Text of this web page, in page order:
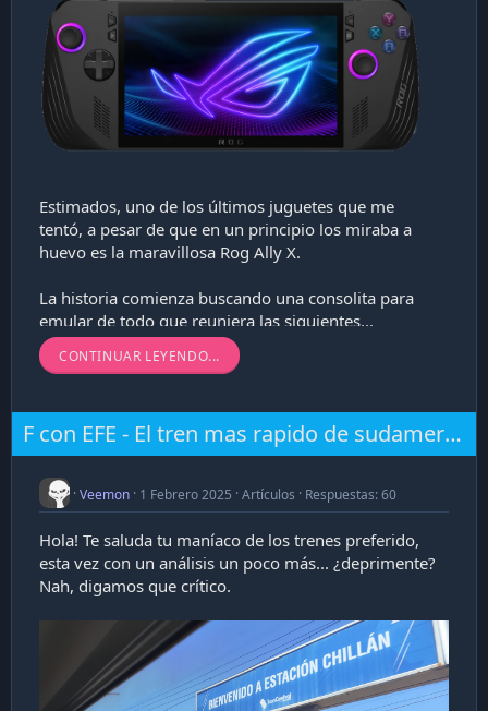
Estimados, uno de los últimos juguetes que me
tentó, a pesar de que en un principio los miraba a
huevo es la maravillosa Rog Ally X.
La historia comienza buscando una consolita para
emular de todo que reuniera las siguientes...
CONTINUAR LEYENDO...
F con EFE - El tren mas rapido de sudamerica...es bastante lento
Veemon 1 Febrero 2025 Artículos Respuestas: 60
Hola! Te saluda tu maníaco de los trenes preferido,
esta vez con un análisis un poco más... ¿deprimente?
Nah, digamos que crítico.